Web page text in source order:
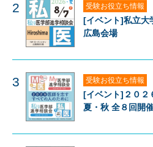
2 受験お役立ち情報
[イベント]私立大
広島会場
3 受験お役立ち情報
[イベント]２０２
夏・秋 全８回開